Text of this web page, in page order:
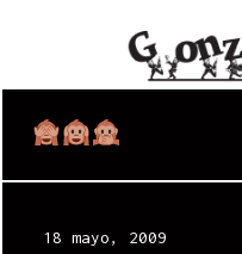
Posted
18 mayo, 2009